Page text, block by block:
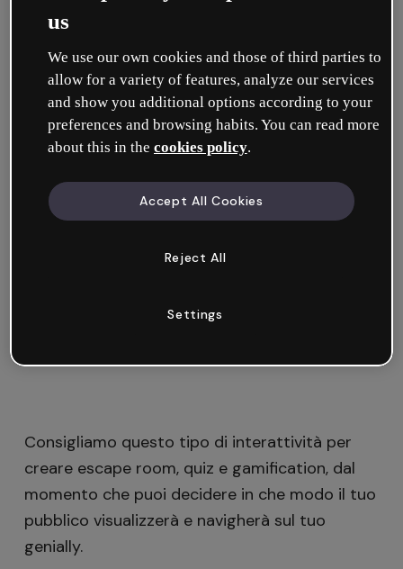
In questo tutorial ti insegniamo tutto ciò che
riguarda l'interattività Vai alla pagina:
A cosa serve Vai alla pagina
Come applicare l'interattività Vai alla
pagina
A cosa serve Vai alla pagina
Con l’interattività Vai alla pagina puoi collegare
Consigliamo questo tipo di interattività per
creare escape room, quiz e gamification, dal
momento che puoi decidere in che modo il tuo
pubblico visualizzerà e navigherà sul tuo
genially.
us
We use our own cookies and those of third parties to
allow for a variety of features, analyze our services
and show you additional options according to your
preferences and browsing habits. You can read more
about this in the cookies policy.
Reject All
Accept All Cookies
Settings